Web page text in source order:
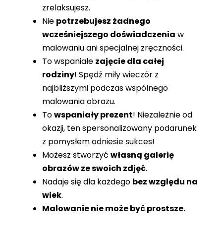
zrelaksujesz.
Nie potrzebujesz żadnego
wcześniejszego doświadczenia w
malowaniu ani specjalnej zręczności.
To wspaniałe zajęcie dla całej
rodziny! Spędź miły wieczór z
najbliższymi podczas wspólnego
malowania obrazu.
Towspaniały prezent! Niezależnie od
okazji, ten spersonalizowany podarunek
z pomysłem odniesie sukces!
Możesz stworzyć własną galerię
obrazów ze swoich zdjęć.
Nadaje się dla każdego bez względu na
wiek.
Malowanie nie może być prostsze.